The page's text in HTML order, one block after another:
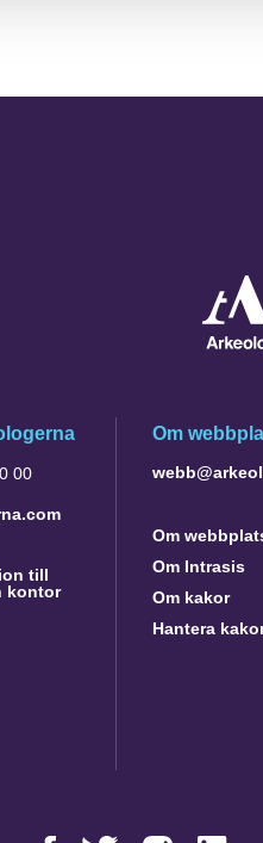
00
till
kontor
Om
Om
Om Intrasis
Om kakor
Hantera